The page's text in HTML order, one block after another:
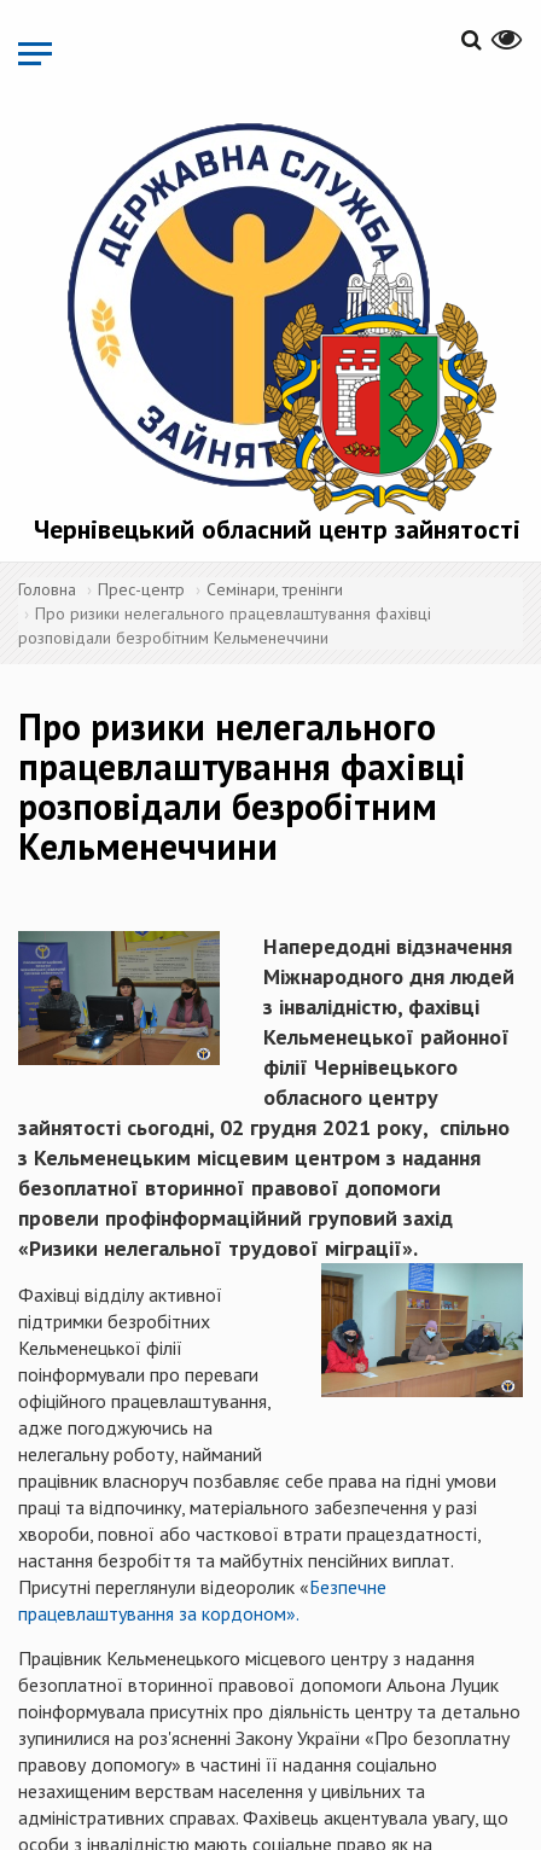
основного
матеріалу
Чернівецький обласний центр зайнятості
Головна Прес-центр
Семінари, тренінги
Про ризики нелегального працевлаштування фахівці
розповідали безробітним Кельменеччини
Про ризики нелегального
працевлаштування фахівці
розповідали безробітним
Кельменеччини
Напередодні відзначення
Міжнародного дня людей
з інвалідністю, фахівці
Кельменецької районної
філії Чернівецького
обласного центру
зайнятості сьогодні, 02 грудня 2021 року, спільно
з Кельменецьким місцевим центром з надання
безоплатної вторинної правової допомоги
провели профінформаційний груповий захід
«Ризики нелегальної трудової міграції».
Фахівці відділу активної
підтримки безробітних
Кельменецької філії
поінформували про переваги
офіційного працевлаштування,
адже погоджуючись на
нелегальну роботу, найманий
працівник власноруч позбавляє себе права на гідні умови
праці та відпочинку, матеріального забезпечення у разі
хвороби, повної або часткової втрати працездатності,
настання безробіття та майбутніх пенсійних виплат.
Присутні переглянули відеоролик «Безпечне
працевлаштування за кордоном».
Працівник Кельменецького місцевого центру з надання
безоплатної вторинної правової допомоги Альона Луцик
поінформувала присутніх про діяльність центру та детально
зупинилися на роз'ясненні Закону України «Про безоплатну
правову допомогу» в частині її надання соціально
незахищеним верствам населення у цивільних та
адміністративних справах. Фахівець акцентувала увагу, що
особи з інвалідністю мають соціальне право як на